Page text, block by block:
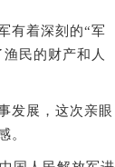
有着深刻的“军
民的财产和人
发展，这次亲眼
。